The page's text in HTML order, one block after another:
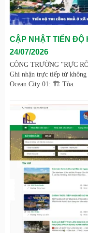
CẬP NHẬT TIẾN ĐỘ
24/07/2026
CÔNG TRƯỜNG "RỰC
Ghi nhận trực tiếp từ
Ocean City 01: 🏗️ Tòa.